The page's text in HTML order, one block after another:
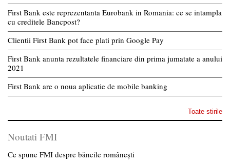
First Bank este reprezentanta Eurobank in Romania: ce se intampla
cu creditele Bancpost?
Clientii First Bank pot face plati prin Google Pay
First Bank anunta rezultatele financiare din prima jumatate a anului
2021
First Bank are o noua aplicatie de mobile banking
Toate stirile
Noutati FMI
Ce spune FMI despre băncile românești